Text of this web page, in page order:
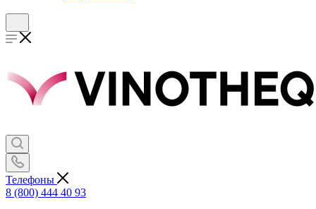
Телефоны
8 (800) 444 40 93